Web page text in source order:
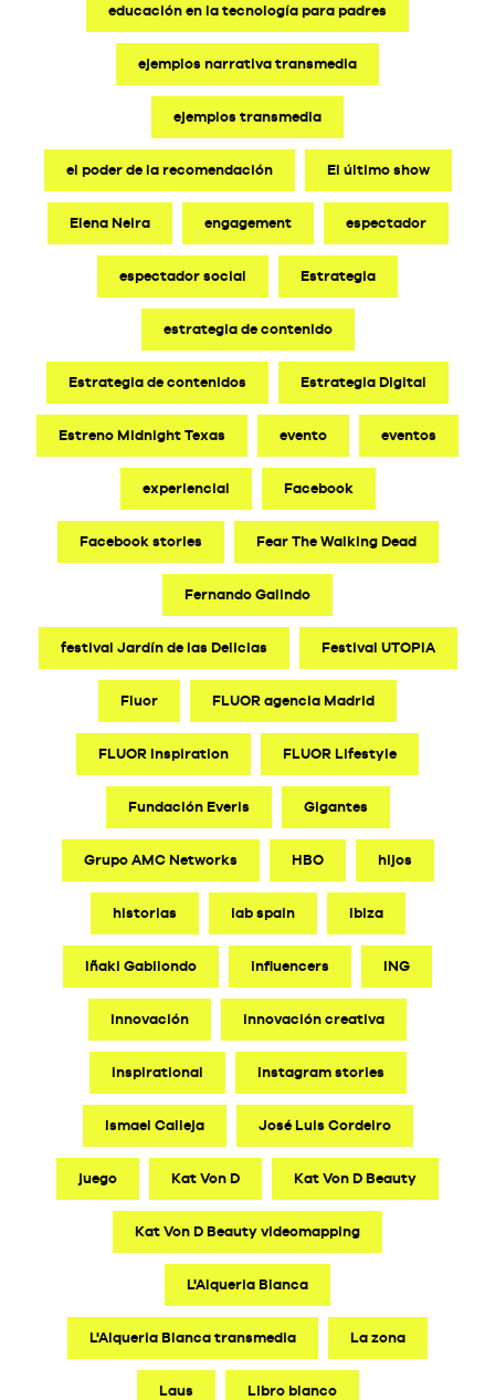
educación en la tecnología para padres
ejemplos narrativa transmedia
ejemplos transmedia
el poder de la recomendación El último show
Elena Neira engagement espectador
espectador social Estrategia
estrategia de contenido
Estrategia de contenidos Estrategia Digital
Estreno Midnight Texas evento eventos
experiencial Facebook
Facebook stories Fear The Walking Dead
Fernando Galindo
festival Jardín de las Delicias Festival UTOPIA
Fluor FLUOR agencia Madrid
FLUOR Inspiration FLUOR Lifestyle
Fundación Everis Gigantes
Grupo AMC Networks HBO hijos
historias iab spain Ibiza
Iñaki Gabilondo influencers ING
innovación innovación creativa
Inspirational Instagram stories
Ismael Calleja José Luis Cordeiro
juego Kat Von D Kat Von D Beauty
Kat Von D Beauty videomapping
L'Alqueria Blanca
L'Alqueria Blanca transmedia La zona
Laus Libro blanco